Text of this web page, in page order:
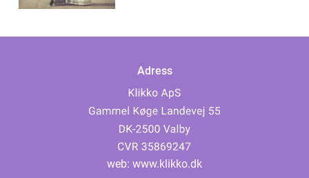
Adress
web: www.klikko.dk